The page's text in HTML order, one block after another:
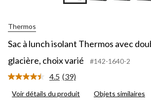
Thermos
Sac à lunch isolant Thermos avec
glacière, choix varié
#142-1640-2
4.5 Lire
39
(39)
Voir détails du produit Objets similaires